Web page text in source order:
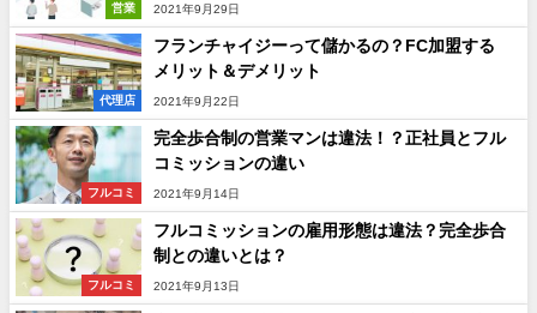
営業 2021年9月29日
代理店
フランチャイジーって儲かるの？FC加盟する
メリット＆デメリット
2021年9月22日
フルコミ
完全歩合制の営業マンは違法！？正社員とフル
コミッションの違い
2021年9月14日
フルコミ
フルコミッションの雇用形態は違法？完全歩合
制との違いとは？
2021年9月13日